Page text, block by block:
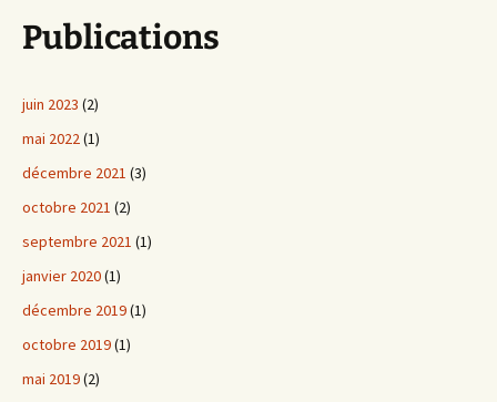
Publications
juin 2023 (2)
mai 2022(1)
décembre 2021 (3)
octobre 2021 (2)
septembre 2021 (1)
janvier 2020(1)
décembre 2019(1)
octobre 2019(1)
mai 2019(2)